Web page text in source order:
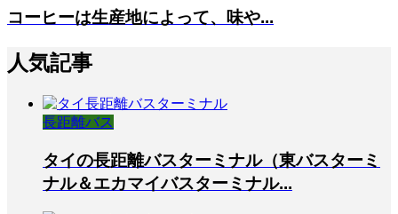
コーヒーは生産地によって、味や...
人気記事
長距離バス
タイの長距離バスターミナル（東バスターミ
ナル＆エカマイバスターミナル...